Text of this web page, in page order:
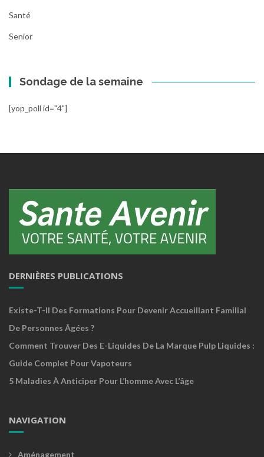
Santé
Senior
Sondage de la semaine
[yop_poll id="4"]
DERNIÈRES PUBLICATIONS
Existe-T-Il Des Formations Pour Devenir Accueillant Familial
De Personnes Âgées ?
Comment Trouver Des E-Liquides De La Marque Pulp Liquides :
Guide Complet Pour Vapoteurs
5 Maladies À Anticiper Pour L’homme Avec L’âge
NAVIGATION
Aménagement